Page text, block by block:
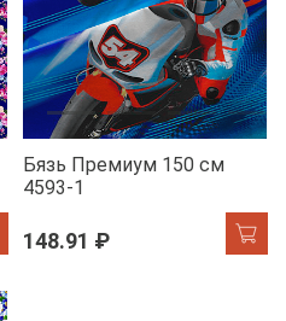
Бязь Премиум 150 см
4593-1
148.91 ₽